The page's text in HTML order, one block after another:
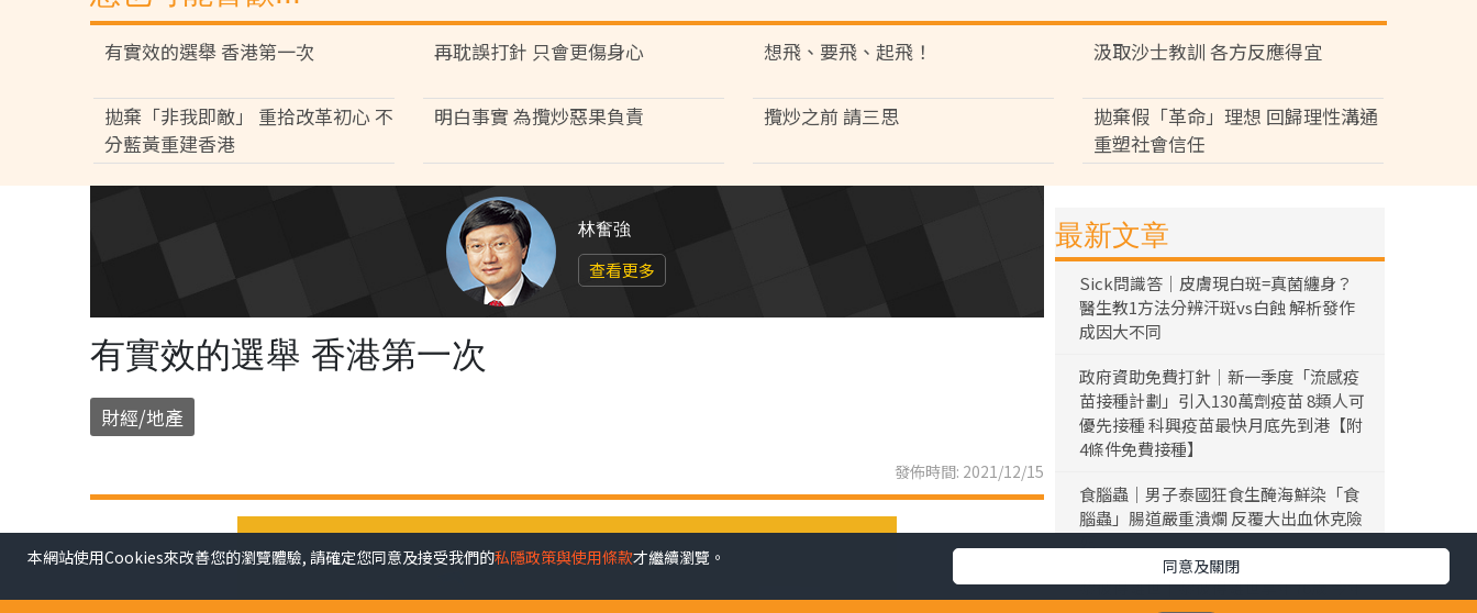
有實效的選舉 香港第一次 再耽誤打針 只會更傷身心 想飛、要飛、起飛！ 汲取沙士教訓 各方反應得宜
拋棄「非我即敵」 重拾改革初心 不
分藍黃重建香港
明白事實 為攬炒惡果負責 攬炒之前 請三思
拋棄假「革命」理想 回歸理性溝通
重塑社會信任
林奮強
查看更多
有實效的選舉 香港第一次
財經/地產
發佈時間: 2021/12/15
最新文章
Sick問識答｜皮膚現白斑=真菌纏身？
醫生教1方法分辨汗斑vs白蝕 解析發作
成因大不同
政府資助免費打針｜新一季度「流感疫
苗接種計劃」引入130萬劑疫苗 8類人可
優先接種 科興疫苗最快月底先到港【附
4條件免費接種】
食腦蟲｜男子泰國狂食生醃海鮮染「食
腦蟲」腸道嚴重潰爛 反覆大出血休克險
黎彼得離世｜黎彼得離世享年76歲 今年
本網站使用Cookies來改善您的瀏覽體驗, 請確定您同意及接受我們的私隱政策與使用條款才繼續瀏覽。 同意及關閉